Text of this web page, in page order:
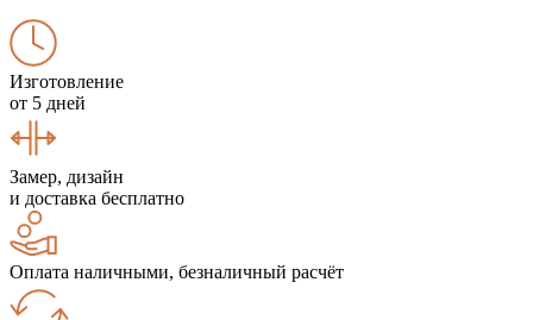
Изготовление
от 5 дней
Замер, дизайн
и доставка бесплатно
Оплата наличными, безналичный расчёт